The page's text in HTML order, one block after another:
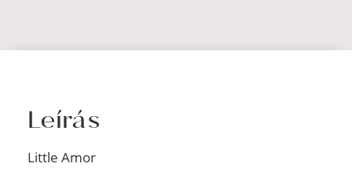
Leírás
Little Amor